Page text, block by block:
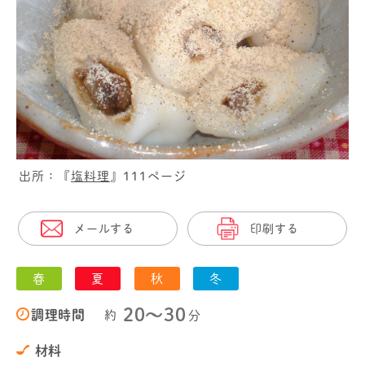
出所：『塩料理 』111ページ
メールする 印刷する
春 夏 秋 冬
調理時間 約 20〜30 分
材料